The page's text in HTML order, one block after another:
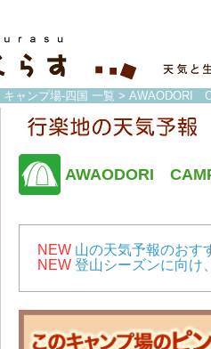
キャンプ場-四国 一覧 > AWAODORI
AWAODORI
NEW 山の天気予報のおす
NEW 登山シーズンに向け